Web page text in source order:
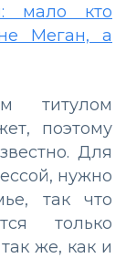
мало кто
Меган, а
титулом
поэтому
Для
нужно
так что
только
же, как и